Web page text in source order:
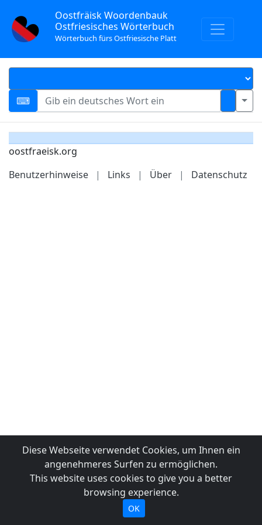
Oostfräisk Woordenbauk
Ostfriesisches Wörterbuch
Wörterbuch fürs Ostfriesische Platt
oostfraeisk.org
Benutzerhinweise
| Links | Über | Datenschutz
Diese Webseite verwendet Cookies, um Ihnen ein
angenehmeres Surfen zu ermöglichen.
This website uses cookies to give you a better
browsing experience.
OK